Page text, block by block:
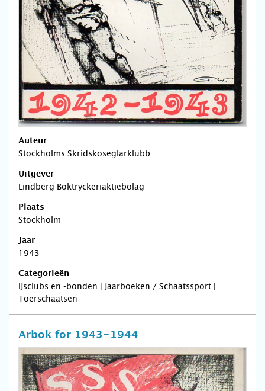
Auteur
Stockholms Skridskoseglarklubb
Uitgever
Lindberg Boktryckeriaktiebolag
Plaats
Stockholm
Jaar
1943
Categorieën
IJsclubs en -bonden | Jaarboeken / Schaatssport |
Toerschaatsen
Arbok for 1943-1944